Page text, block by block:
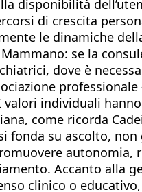
disponibilità
di crescita
le dinamiche
se la
dove è
individuali
come ricorda
fonda su ascolto,
Accanto alla
clinico o